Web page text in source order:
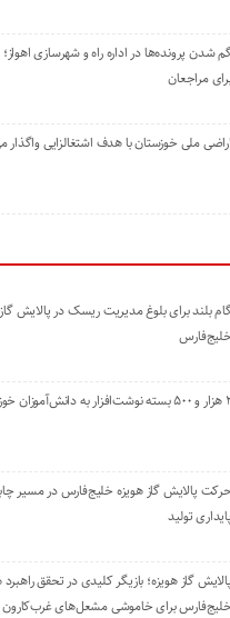
شدن پرونده‌ها در اداره راه و شهرسازی
مراجعان
اراضی ملی خوزستان با هدف اشتغالزایی
بلند برای بلوغ مدیریت ریسک در پالایش
خوزستان رسید
پالایش گاز هویزه خلیج‌فارس در مسیر
پایداری تولید
پالایش گاز هویزه؛ بازیگر کلیدی در تحقق
برای خاموشی مشعل‌های غرب‌کارون